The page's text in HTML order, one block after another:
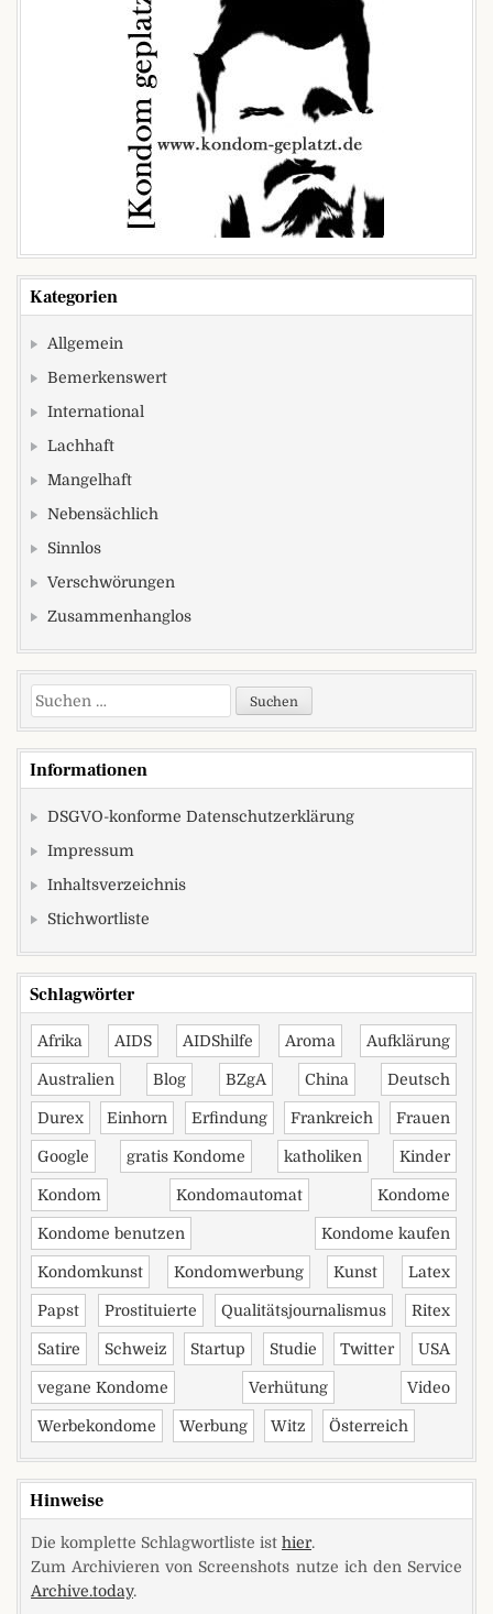
Kategorien
Allgemein
Bemerkenswert
International
Lachhaft
Mangelhaft
Nebensächlich
Sinnlos
Verschwörungen
Zusammenhanglos
Suchen nach:
Informationen
DSGVO-konforme Datenschutzerklärung
Impressum
Inhaltsverzeichnis
Stichwortliste
Schlagwörter
Afrika AIDS AIDShilfe Aroma Aufklärung
Australien Blog BZgA China Deutsch
Durex Einhorn Erfindung Frankreich Frauen
Google gratis Kondome katholiken Kinder
Kondom Kondomautomat Kondome
Kondome benutzen Kondome kaufen
Kondomkunst Kondomwerbung Kunst Latex
Papst Prostituierte Qualitätsjournalismus Ritex
Satire Schweiz Startup Studie Twitter USA
vegane Kondome Verhütung Video
Werbekondome Werbung Witz Österreich
Hinweise
Die komplette Schlagwortliste ist hier.
Zum Archivieren von Screenshots nutze ich den Service
Archive.today.